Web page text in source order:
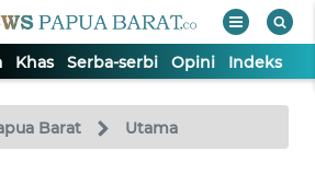
Khas Serba-serbi Opini Indeks
Barat Utama